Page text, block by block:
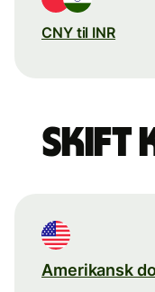
CNY til INR
Skift
Amerikansk